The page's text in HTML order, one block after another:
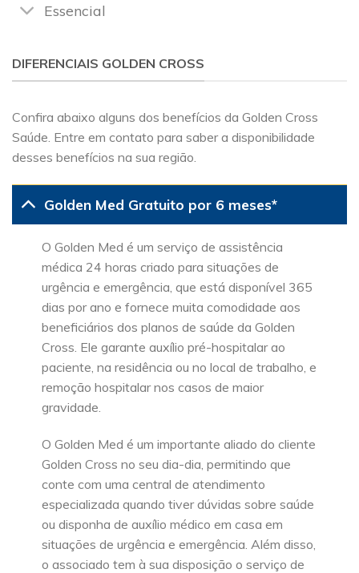
Essencial
DIFERENCIAIS GOLDEN CROSS
Confira abaixo alguns dos benefícios da Golden Cross
Saúde. Entre em contato para saber a disponibilidade
desses benefícios na sua região.
Golden Med Gratuito por 6 meses*
O Golden Med é um serviço de assistência
médica 24 horas criado para situações de
urgência e emergência, que está disponível 365
dias por ano e fornece muita comodidade aos
beneficiários dos planos de saúde da Golden
Cross. Ele garante auxílio pré-hospitalar ao
paciente, na residência ou no local de trabalho, e
remoção hospitalar nos casos de maior
gravidade.
O Golden Med é um importante aliado do cliente
Golden Cross no seu dia-dia, permitindo que
conte com uma central de atendimento
especializada quando tiver dúvidas sobre saúde
ou disponha de auxílio médico em casa em
situações de urgência e emergência. Além disso,
o associado tem à sua disposição o serviço de